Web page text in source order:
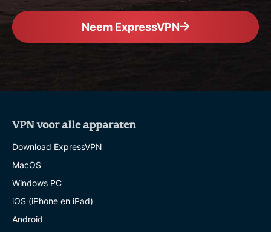
Neem ExpressVPN
VPN voor alle apparaten
Download ExpressVPN
MacOS
Windows PC
iOS (iPhone en iPad)
Android